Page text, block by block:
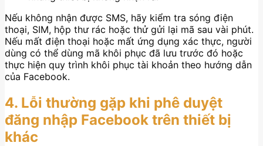
Nếu không nhận được SMS, hãy kiểm tra sóng điện
thoại, SIM, hộp thư rác hoặc thử gửi lại mã sau vài phút.
Nếu mất điện thoại hoặc mất ứng dụng xác thực, người
dùng có thể dùng mã khôi phục đã lưu trước đó hoặc
thực hiện quy trình khôi phục tài khoản theo hướng dẫn
của Facebook.
4. Lỗi thường gặp khi phê duyệt
đăng nhập Facebook trên thiết bị
khác